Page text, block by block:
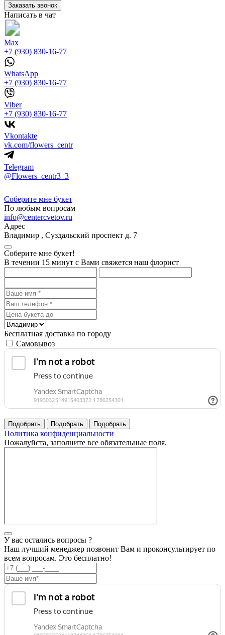
Заказать звонок
Написать в чат
Max
+7 (930) 830-16-77
WhatsApp
+7 (930) 830-16-77
Viber
+7 (930) 830-16-77
Vkontakte
vk.com/flowers_centr
Telegram
@Flowers_centr3_3
Соберите мне букет
По любым вопросам
info@centercvetov.ru
Адрес
Владимир , Суздальский проспект д. 7
Соберите мне букет!
В течении 15 минут с Вами свяжется наш флорист
Бесплатная доставка по городу
Самовывоз
Политика конфиденциальности
Пожалуйста, заполните все обязательные поля.
У вас остались вопросы ?
Наш лучший менеджер позвонит Вам и проконсультирует по
всем вопросам. Это бесплатно!